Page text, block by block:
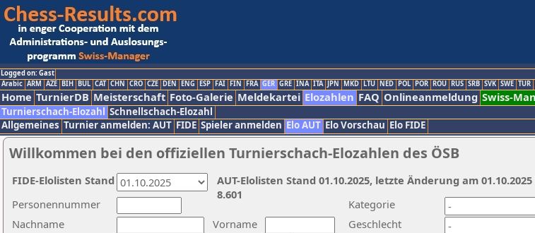
Logged on: Gast
Arabic ARM AZE BIH BUL CAT CHN CRO CZE DEN ENG ESP FAI FIN FRA GER GRE INA ITA JPN MKD LTU NED POL POR ROU RUS SRB SVK SWE TUR
Home TurnierDB Meisterschaft Foto-Galerie Meldekartei Elozahlen FAQ Onlineanmeldung Swiss-
Turnierschach-Elozahl Schnellschach-Elozahl
Allgemeines Turnier anmelden: AUT FIDE Spieler anmelden Elo AUT Elo Vorschau Elo FIDE
Willkommen bei den offiziellen Turnierschach-Elozahlen des ÖSB
Nachname
Vorname
Kategorie
Personennummer
Geschlecht
AUT-Elolisten Stand 01.10.2025, letzte Änderung am
8.601
FIDE-Elolisten Stand